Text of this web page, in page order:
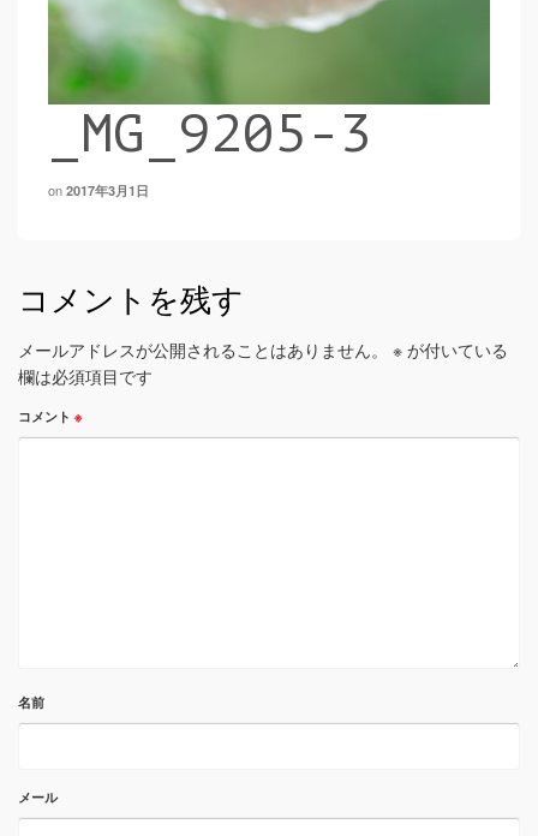
_MG_9205-3
on 2017年3月1日
コメントを残す
メールアドレスが公開されることはありません。 ※ が付いている
欄は必須項目です
コメント ※
名前
メール